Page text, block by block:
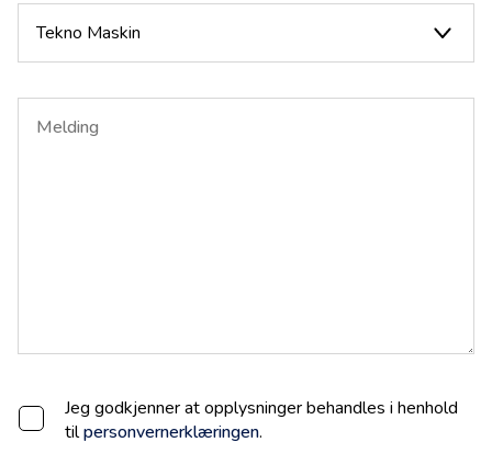
Jeg godkjenner at opplysninger behandles i henhold
tilpersonvernerklæringen.